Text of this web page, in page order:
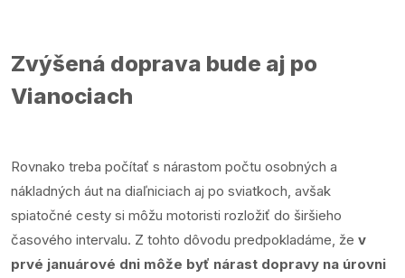
Zvýšená doprava bude aj po
Vianociach
Rovnako treba počítať s nárastom počtu osobných a
nákladných áut na diaľniciach aj po sviatkoch, avšak
spiatočné cesty si môžu motoristi rozložiť do širšieho
časového intervalu. Z tohto dôvodu predpokladáme, že v
prvé januárové dni môže byť nárast dopravy na úrovni